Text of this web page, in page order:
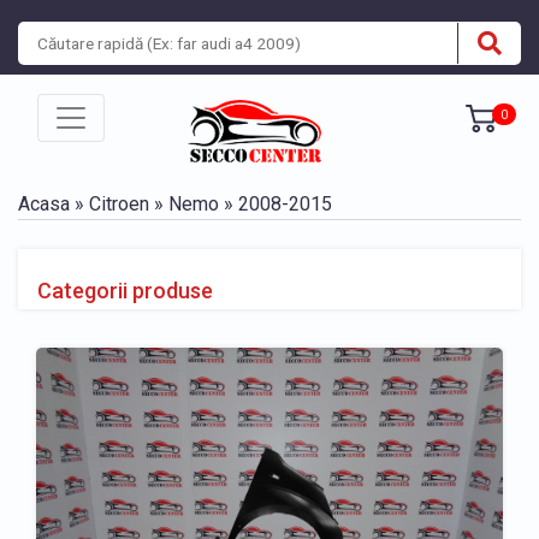
0
Acasa » Citroen » Nemo » 2008-2015
Categorii produse
BARA, BANDOURI, GRILE
» Bara fata Citroen Nemo 2008-2015
» Bandou bara fata Citroen Nemo 2008-2015
» Bandou bara spate Citroen Nemo 2008-2015
» Bara spate Citroen Nemo 2008-2015
» Grila bara fata Citroen Nemo 2008-2015